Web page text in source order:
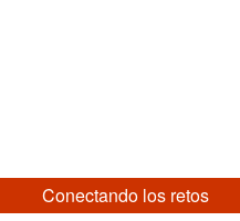
Conectando los retos